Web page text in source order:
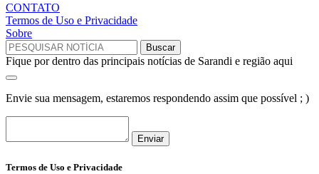
CONTATO
Termos de Uso e Privacidade
Sobre
Fique por dentro das principais notícias de Sarandi e região aqui
Envie sua mensagem, estaremos respondendo assim que possível ; )
Enviar
Termos de Uso e Privacidade